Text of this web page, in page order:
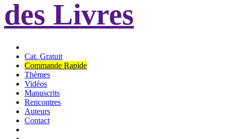
Cat. Gratuit
Commande Rapide
Thèmes
Vidéos
Manuscrits
Rencontres
Auteurs
Contact